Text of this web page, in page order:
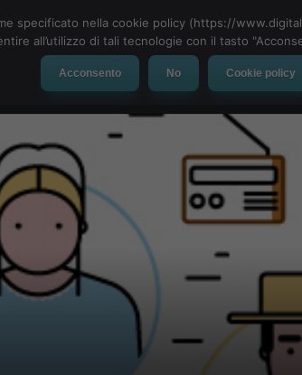
Social Network App Automotive
specificato nella cookie policy (https://
all’utilizzo di tali tecnologie con il tasto
Acconsento No Cookie policy